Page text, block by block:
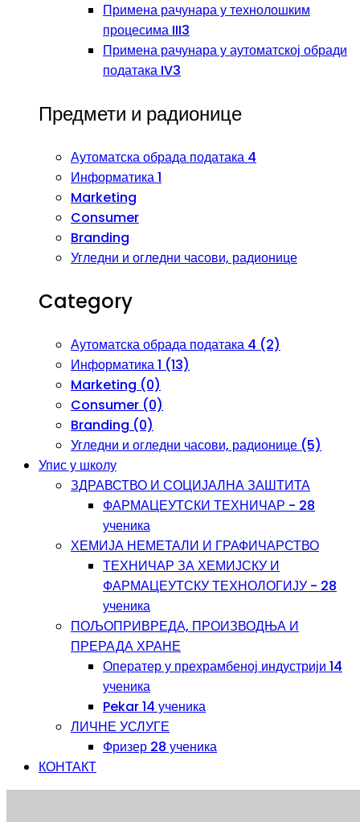
Примена рачунара у технолошким
процесима III3
Примена рачунара у аутоматској обради
података IV3
Предмети и радионице
Аутоматска обрада података 4
Информатика 1
Marketing
Consumer
Branding
Угледни и огледни часови, радионице
Category
Аутоматска обрада података 4 (2)
Информатика 1 (13)
Marketing (0)
Consumer (0)
Branding (0)
Угледни и огледни часови, радионице (5)
Упис у школу
ЗДРАВСТВО И СОЦИЈАЛНА ЗАШТИТА
ФАРМАЦЕУТСКИ ТЕХНИЧАР - 28
ученика
ХЕМИЈА НЕМЕТАЛИ И ГРАФИЧАРСТВО
ТЕХНИЧАР ЗА ХЕМИЈСКУ И
ФАРМАЦЕУТСКУ ТЕХНОЛОГИЈУ - 28
ученика
ПОЉОПРИВРЕДА, ПРОИЗВОДЊА И
ПРЕРАДА ХРАНЕ
Оператер у прехрамбеној индустрији 14
ученика
Pekar 14 ученика
ЛИЧНЕ УСЛУГЕ
Фризер 28 ученика
КОНТАКТ